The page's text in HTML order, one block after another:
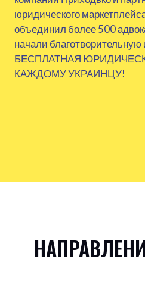
юридического
объединил более 500
начали
БЕСПЛАТНАЯ
КАЖДОМУ УКРАИНЦУ!